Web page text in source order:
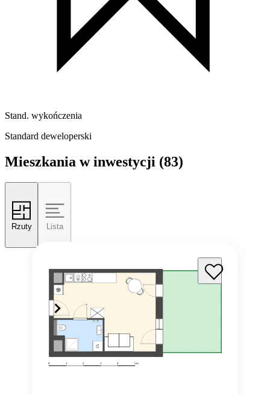
Stand. wykończenia
Standard deweloperski
Mieszkania w inwestycji (83)
Rzuty Lista